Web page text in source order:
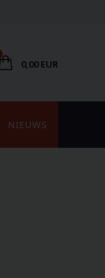
0,00 EUR
NIEUWS